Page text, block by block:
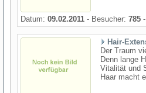
Datum: 09.02.2011 - Besucher: 785
Hair-
Der Traum
Denn lange
Vitalität und
Haar macht